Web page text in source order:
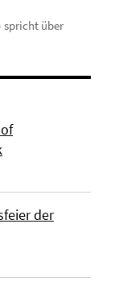
spricht über
der